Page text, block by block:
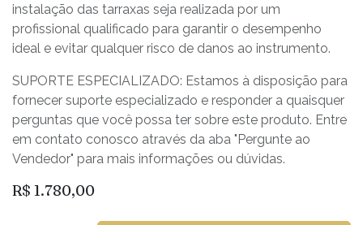
instalação das tarraxas seja realizada por um
profissional qualificado para garantir o desempenho
ideal e evitar qualquer risco de danos ao instrumento.
SUPORTE ESPECIALIZADO: Estamos à disposição para
fornecer suporte especializado e responder a quaisquer
perguntas que você possa ter sobre este produto. Entre
em contato conosco através da aba "Pergunte ao
Vendedor" para mais informações ou dúvidas.
R$ 1.780,00